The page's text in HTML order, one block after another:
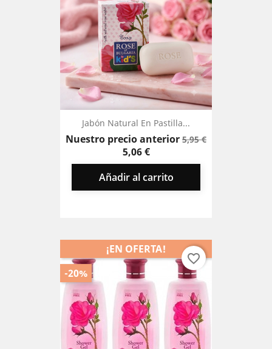
Jabón Natural En Pastilla...
Nuestro precio anteriorPrecio
5,95 €Precio
5,06 €
Añadir al carrito
¡EN OFERTA!
-20%
favorite_border